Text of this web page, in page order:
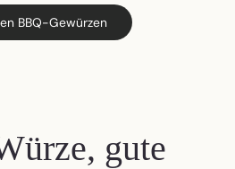
BBQ-Gewürzen
gute